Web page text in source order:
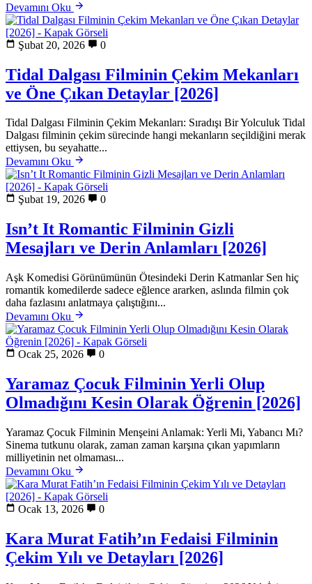
Devamını Oku
Şubat 20, 2026 0
Tidal Dalgası Filminin Çekim Mekanları
ve Öne Çıkan Detaylar [2026]
Tidal Dalgası Filminin Çekim Mekanları: Sıradışı Bir Yolculuk Tidal
Dalgası filminin çekim sürecinde hangi mekanların seçildiğini merak
ettiysen, bu seyahatte...
Devamını Oku
Şubat 19, 2026 0
Isn’t It Romantic Filminin Gizli
Mesajları ve Derin Anlamları [2026]
Aşk Komedisi Görünümünün Ötesindeki Derin Katmanlar Sen hiç
romantik komedilerde sadece eğlence ararken, aslında filmin çok
daha fazlasını anlatmaya çalıştığını...
Devamını Oku
Ocak 25, 2026 0
Yaramaz Çocuk Filminin Yerli Olup
Olmadığını Kesin Olarak Öğrenin [2026]
Yaramaz Çocuk Filminin Menşeini Anlamak: Yerli Mi, Yabancı Mı?
Sinema tutkunu olarak, zaman zaman karşına çıkan yapımların
milliyetinin net olmaması...
Devamını Oku
Ocak 13, 2026 0
Kara Murat Fatih’ın Fedaisi Filminin
Çekim Yılı ve Detayları [2026]